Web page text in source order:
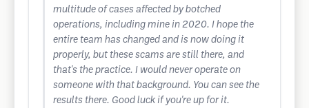
multitude of cases affected by botched
operations, including mine in 2020. I hope the
entire team has changed and is now doing it
properly, but these scams are still there, and
that's the practice. I would never operate on
someone with that background. You can see the
results there. Good luck if you're up for it.